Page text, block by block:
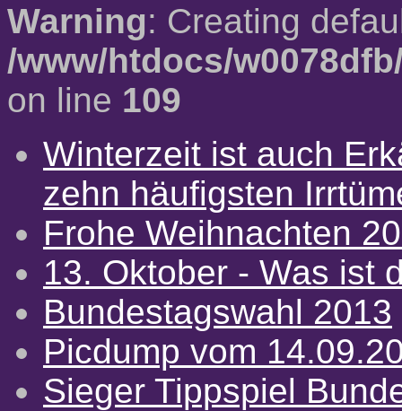
Warning: Creating
/www/htdocs/
on line 109
Winterzeit ist auch
zehn häufigsten
Frohe Weihnachten
13. Oktober - Was ist
Bundestagswahl 2013
Picdump vom
Sieger Tippspiel